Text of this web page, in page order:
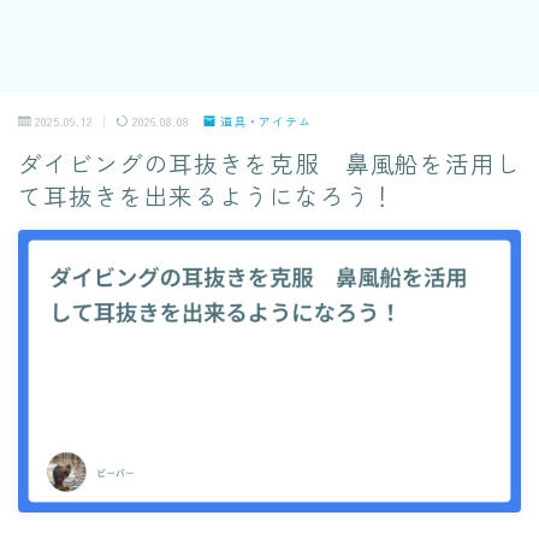
2025.09.12 2026.08.08 道具・アイテム
ダイビングの耳抜きを克服 鼻風船を活用し
て耳抜きを出来るようになろう！